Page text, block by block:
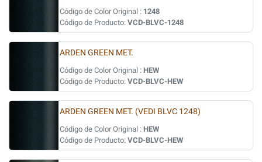
Código de Color Original : 1248
Código de Producto: VCD-BLVC-1248
ARDEN GREEN MET.
Código de Color Original : HEW
Código de Producto: VCD-BLVC-HEW
ARDEN GREEN MET. (VEDI BLVC 1248)
Código de Color Original : HEW
Código de Producto: VCD-BLVC-HEW